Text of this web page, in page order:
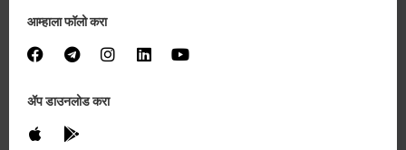
आम्हाला फॉलो करा
ॲप डाउनलोड करा